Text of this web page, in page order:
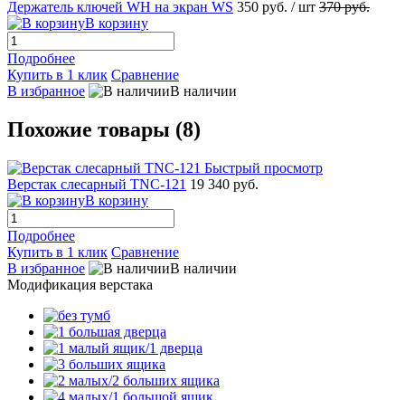
Держатель ключей WH на экран WS 350 руб. / шт 370 руб.
В корзину
Подробнее
Купить в 1 клик Сравнение
В избранное
В наличии
Похожие товары (8)
Быстрый просмотр
Верстак слесарный TNC-121 19 340 руб.
В корзину
Подробнее
Купить в 1 клик Сравнение
В избранное
В наличии
Модификация верстака